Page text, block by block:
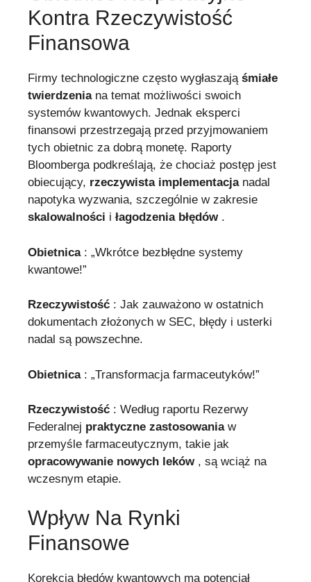
Kontra Rzeczywistość
Finansowa
Firmy technologiczne często wygłaszają śmiałe
twierdzeniana temat możliwości swoich
systemów kwantowych. Jednak eksperci
finansowi przestrzegają przed przyjmowaniem
tych obietnic za dobrą monetę. Raporty
Bloomberga podkreślają, że chociaż postęp jest
obiecujący, rzeczywista implementacjanadal
napotyka wyzwania, szczególnie w zakresie
skalowalności i łagodzenia błędów.
Obietnica: „Wkrótce bezbłędne systemy
kwantowe!”
Rzeczywistość : Jak zauważono w ostatnich
dokumentach złożonych w SEC, błędy i usterki
nadal są powszechne.
Obietnica: „Transformacja farmaceutyków!”
Rzeczywistość : Według raportu Rezerwy
Federalnej praktyczne zastosowaniaw
przemyśle farmaceutycznym, takie jak
opracowywanie nowych leków, są wciąż na
wczesnym etapie.
Wpływ Na Rynki
Finansowe
Korekcja błędów kwantowych ma potencjał